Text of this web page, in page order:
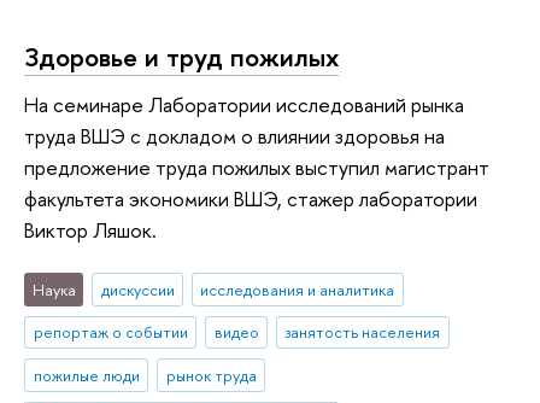
Здоровье и труд пожилых
На семинаре Лаборатории исследований рынка
труда ВШЭ с докладом о влиянии здоровья на
предложение труда пожилых выступил магистрант
факультета экономики ВШЭ, стажер лаборатории
Виктор Ляшок.
Наука дискуссии
исследования и аналитика
репортаж о событии
видео
занятость населения
пожилые люди
рынок труда